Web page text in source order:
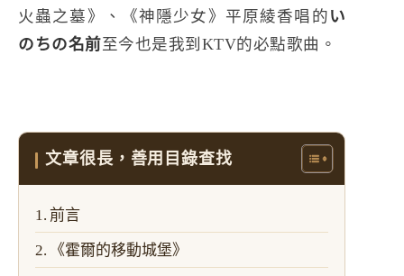
火蟲之墓》、《神隱少女》平原綾香唱的 い
のちの名前至今也是我到KTV的必點歌曲。
文章很長，善用目錄查找
前言
《霍爾的移動城堡》